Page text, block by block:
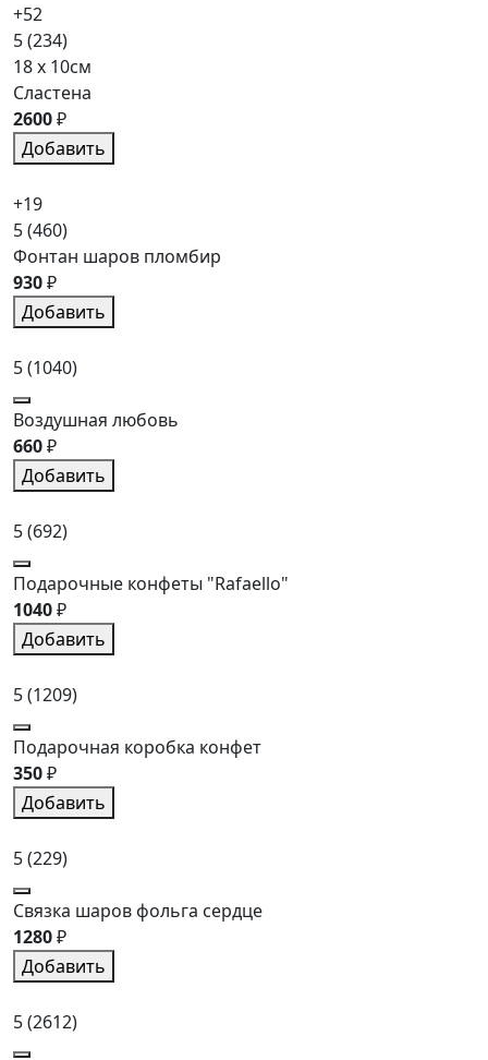
+52
5(234)
18 x 10см
Сластена
2600₽
Добавить
+19
5(460)
Фонтан шаров пломбир
930₽
Добавить
5(1040)
Воздушная любовь
660₽
Добавить
5(692)
Подарочные конфеты "Rafaello"
1040₽
Добавить
5(1209)
Подарочная коробка конфет
350₽
Добавить
5(229)
Связка шаров фольга сердце
1280₽
Добавить
5(2612)